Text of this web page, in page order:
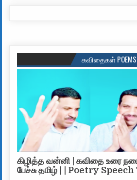
கவிதைகள் POEMS
கிழித்த வன்னி | கவிதை உரை
பேச்சு தமிழ் | | Poetry